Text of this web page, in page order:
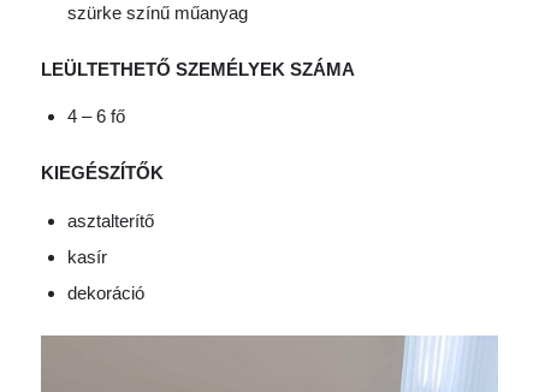
szürke színű műanyag
LEÜLTETHETŐ SZEMÉLYEK SZÁMA
4 – 6 fő
KIEGÉSZÍTŐK
asztalterítő
kasír
dekoráció